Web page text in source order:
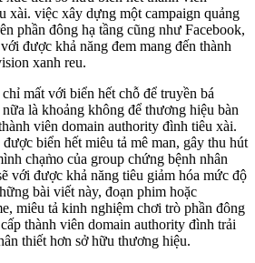
xài. việc xây dựng một campaign quảng
phần đông hạ tầng cũng như Facebook,
được khả năng đem mang đến thành
xanh reu.
mất với biển hết chỗ để truyền bá
là khoảng không để thương hiệu bàn
viên domain authority đình tiêu xài.
biển hết miêu tả mê man, gây thu hút
chạm̀o của group chứng bệnh nhân
với được khả năng tiêu giảm hóa mức độ
bài viết này, đoạn phim hoặc
miêu tả kinh nghiệm chơi trò phần đông
thành viên domain authority đình trải
thiết hơn sở hữu thương hiệu.